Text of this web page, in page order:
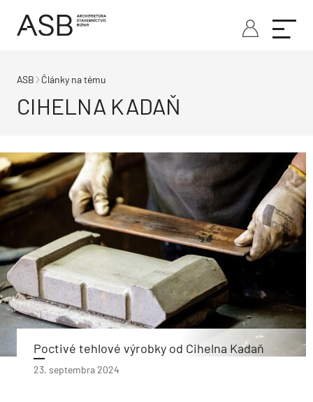
ASB Články na tému
CIHELNA KADAŇ
Poctivé tehlové výrobky od Cihelna Kadaň
23. septembra 2024